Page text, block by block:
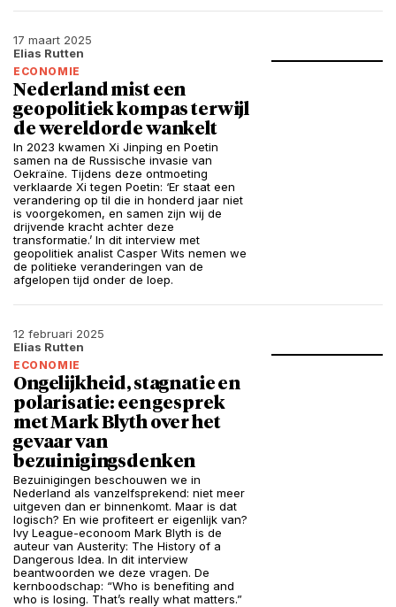
17 maart 2025
Elias Rutten
ECONOMIE
Nederland mist een
geopolitiek kompas terwijl
de wereldorde wankelt
In 2023 kwamen Xi Jinping en Poetin
samen na de Russische invasie van
Oekraïne. Tijdens deze ontmoeting
verklaarde Xi tegen Poetin: ‘Er staat een
verandering op til die in honderd jaar niet
is voorgekomen, en samen zijn wij de
drijvende kracht achter deze
transformatie.’ In dit interview met
geopolitiek analist Casper Wits nemen we
de politieke veranderingen van de
afgelopen tijd onder de loep.
12 februari 2025
Elias Rutten
ECONOMIE
Ongelijkheid, stagnatie en
polarisatie: een gesprek
met Mark Blyth over het
gevaar van
bezuinigingsdenken
Bezuinigingen beschouwen we in
Nederland als vanzelfsprekend: niet meer
uitgeven dan er binnenkomt. Maar is dat
logisch? En wie profiteert er eigenlijk van?
Ivy League-econoom Mark Blyth is de
auteur van Austerity: The History of a
Dangerous Idea. In dit interview
beantwoorden we deze vragen. De
kernboodschap: “Who is benefiting and
who is losing. That’s really what matters.”